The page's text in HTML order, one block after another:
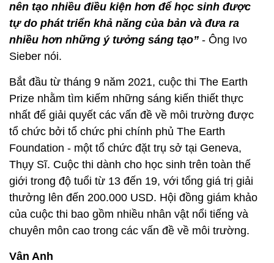
nên tạo nhiều điều kiện hơn để học sinh được
tự do phát triển khả năng của bản và đưa ra
nhiều hơn những ý tưởng sáng tạo” - Ông Ivo
Sieber nói.
Bắt đầu từ tháng 9 năm 2021, cuộc thi The Earth
Prize nhằm tìm kiếm những sáng kiến thiết thực
nhất để giải quyết các vấn đề về môi trường được
tổ chức bởi tổ chức phi chính phủ The Earth
Foundation - một tổ chức đặt trụ sở tại Geneva,
Thụy Sĩ. Cuộc thi dành cho học sinh trên toàn thế
giới trong độ tuổi từ 13 đến 19, với tổng giá trị giải
thưởng lên đến 200.000 USD. Hội đồng giám khảo
của cuộc thi bao gồm nhiều nhân vật nổi tiếng và
chuyên môn cao trong các vấn đề về môi trường.
Vân Anh